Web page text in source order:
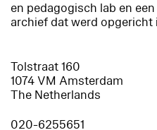
en pedagogisch lab en
archief dat werd opgericht
Tolstraat 160
1074 VM Amsterdam
The Netherlands
020-6255651